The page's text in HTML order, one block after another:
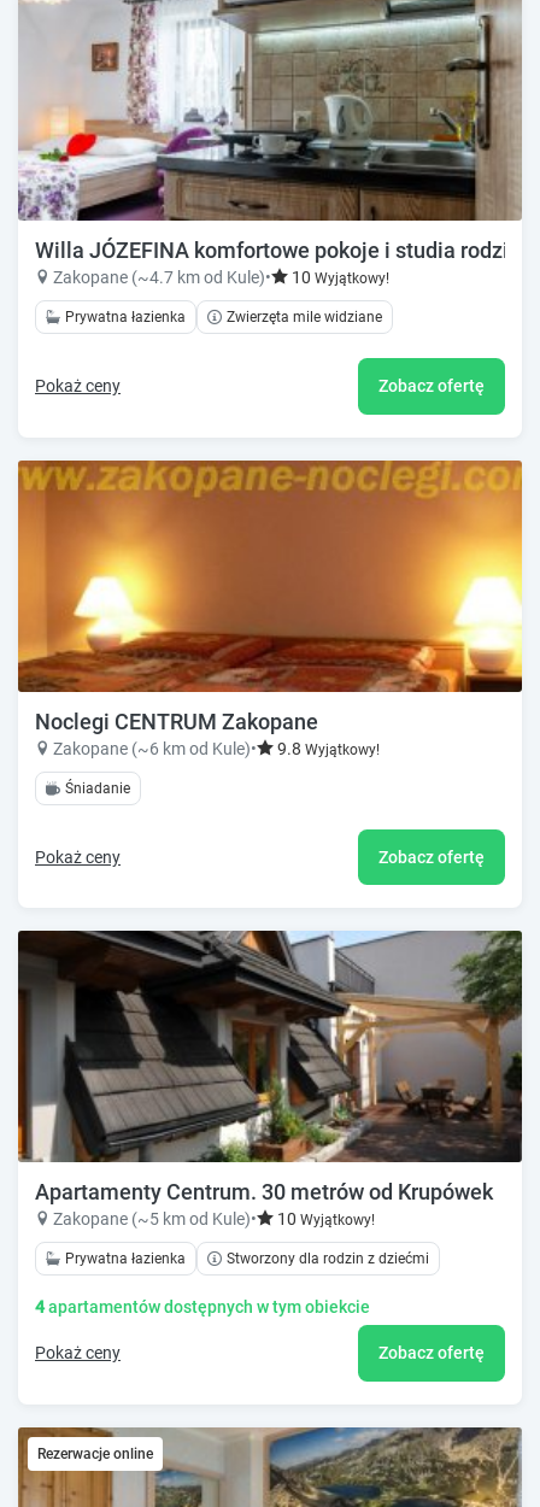
Willa JÓZEFINA komfortowe pokoje i studia
Zakopane (~4.7 km od Kule)• 10 Wyjątkowy!
Prywatna łazienka Zwierzęta mile widziane
Pokaż ceny Zobacz ofertę
Noclegi CENTRUM Zakopane
Zakopane (~6 km od Kule)• 9.8 Wyjątkowy!
Śniadanie
Pokaż ceny Zobacz ofertę
Apartamenty Centrum. 30 metrów od Krupówek
Zakopane (~5 km od Kule)• 10 Wyjątkowy!
Prywatna łazienka Stworzony dla rodzin z dziećmi
4apartamentów dostępnych w tym obiekcie
Pokaż ceny Zobacz ofertę
Rezerwacje online